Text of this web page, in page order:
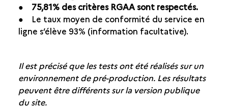
● 75,81% des critères RGAA sont respectés.
● Le taux moyen de conformité du service en
ligne s’élève 93% (information facultative).
Il est précisé que les tests ont été réalisés sur un
environnement de pré-production. Les résultats
peuvent être différents sur la version publique
du site.